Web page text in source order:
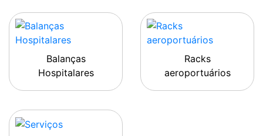
Balanças
Hospitalares
Racks
aeroportuários